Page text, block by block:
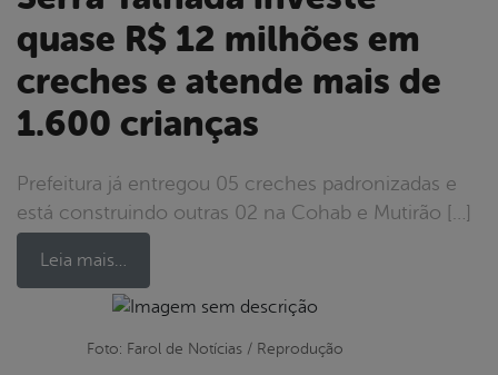
quase R$ 12 milhões em
creches e atende mais de
1.600 crianças
Prefeitura já entregou 05 creches padronizadas e
está construindo outras 02 na Cohab e Mutirão […]
Leia mais…
Foto: Farol de Notícias / Reprodução